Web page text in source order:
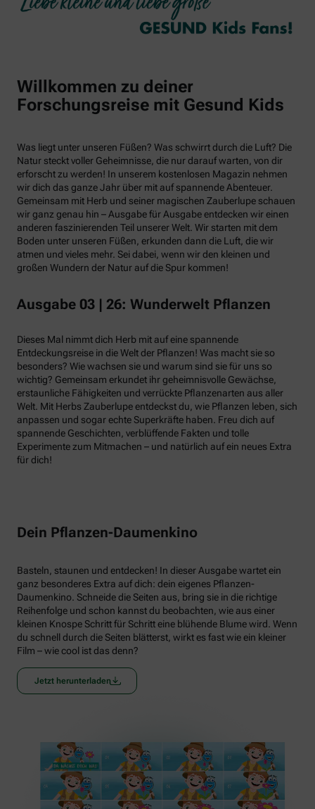
Willkommen zu deiner
Forschungsreise mit Gesund Kids
Was liegt unter unseren Füßen? Was schwirrt durch die Luft? Die
Natur steckt voller Geheimnisse, die nur darauf warten, von dir
erforscht zu werden! In unserem kostenlosen Magazin nehmen
wir dich das ganze Jahr über mit auf spannende Abenteuer.
Gemeinsam mit Herb und seiner magischen Zauberlupe schauen
wir ganz genau hin – Ausgabe für Ausgabe entdecken wir einen
anderen faszinierenden Teil unserer Welt. Wir starten mit dem
Boden unter unseren Füßen, erkunden dann die Luft, die wir
atmen und vieles mehr. Sei dabei, wenn wir den kleinen und
großen Wundern der Natur auf die Spur kommen!
Ausgabe 03 | 26: Wunderwelt Pflanzen
Dieses Mal nimmt dich Herb mit auf eine spannende
Entdeckungsreise in die Welt der Pflanzen! Was macht sie so
besonders? Wie wachsen sie und warum sind sie für uns so
wichtig? Gemeinsam erkundet ihr geheimnisvolle Gewächse,
erstaunliche Fähigkeiten und verrückte Pflanzenarten aus aller
Welt. Mit Herbs Zauberlupe entdeckst du, wie Pflanzen leben, sich
anpassen und sogar echte Superkräfte haben. Freu dich auf
spannende Geschichten, verblüffende Fakten und tolle
Experimente zum Mitmachen – und natürlich auf ein neues Extra
für dich!
Dein Pflanzen-Daumenkino
Basteln, staunen und entdecken! In dieser Ausgabe wartet ein
ganz besonderes Extra auf dich: dein eigenes Pflanzen-
Daumenkino. Schneide die Seiten aus, bring sie in die richtige
Reihenfolge und schon kannst du beobachten, wie aus einer
kleinen Knospe Schritt für Schritt eine blühende Blume wird. Wenn
du schnell durch die Seiten blätterst, wirkt es fast wie ein kleiner
Film – wie cool ist das denn?
Jetzt herunterladen